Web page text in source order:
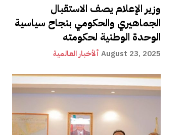
وزير الإعلام يصف الاستقبال
الجماهيري والحكومي بنجاح سياسية
الوحدة الوطنية لحكومته
ألأخبار العالمية August 23, 2025